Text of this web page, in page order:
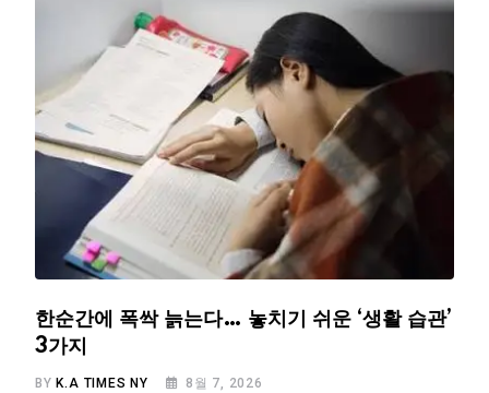
한순간에 폭싹 늙는다… 놓치기 쉬운 ‘생활 습관’
3가지
BY K.A TIMES NY 8월 7, 2026